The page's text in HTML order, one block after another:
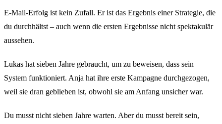
E-Mail-Erfolg ist kein Zufall. Er ist das Ergebnis einer Strategie, die
du durchhältst – auch wenn die ersten Ergebnisse nicht spektakulär
aussehen.
Lukas hat sieben Jahre gebraucht, um zu beweisen, dass sein
System funktioniert. Anja hat ihre erste Kampagne durchgezogen,
weil sie dran geblieben ist, obwohl sie am Anfang unsicher war.
Du musst nicht sieben Jahre warten. Aber du musst bereit sein,